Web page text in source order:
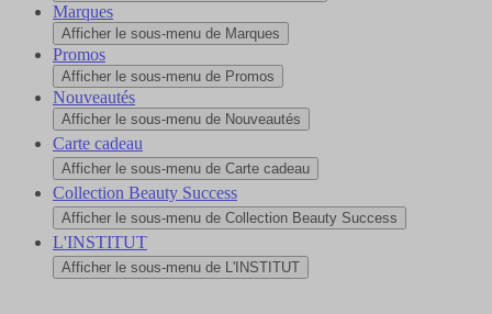
Marques
Afficher le sous-menu de Marques
Promos
Afficher le sous-menu de Promos
Nouveautés
Afficher le sous-menu de Nouveautés
Carte cadeau
Afficher le sous-menu de Carte cadeau
Collection Beauty Success
Afficher le sous-menu de Collection Beauty Success
L'INSTITUT
Afficher le sous-menu de L'INSTITUT